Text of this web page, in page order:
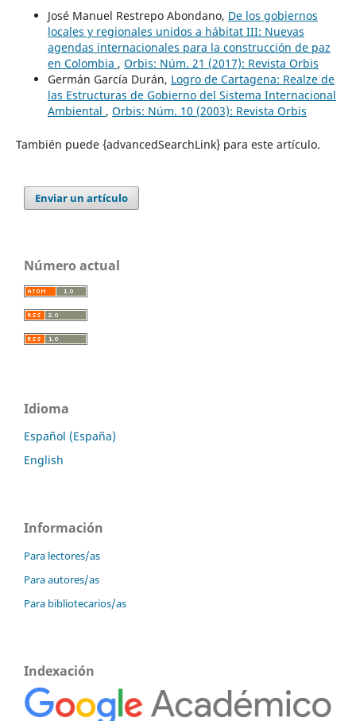
José Manuel Restrepo Abondano, De los gobiernos
locales y regionales unidos a hábitat III: Nuevas
agendas internacionales para la construcción de paz
en Colombia , Orbis: Núm. 21 (2017): Revista Orbis
Germán García Durán, Logro de Cartagena: Realze de
las Estructuras de Gobierno del Sistema Internacional
Ambiental , Orbis: Núm. 10 (2003): Revista Orbis
También puede {advancedSearchLink} para este artículo.
Enviar un artículo
Número actual
Idioma
Español (España)
English
Información
Para lectores/as
Para autores/as
Para bibliotecarios/as
Indexación